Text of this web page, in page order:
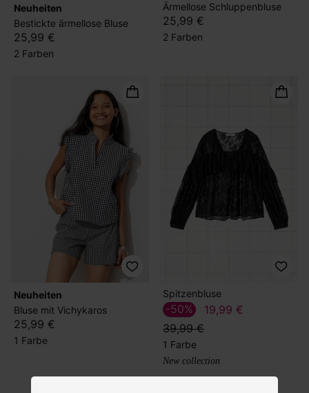
Neuheiten
Bestickte ärmellose Bluse
25,99 €
2 Farben
Ärmellose Schluppenbluse
25,99 €
2 Farben
Neuheiten
Bluse mit Vichykaros
25,99 €
1 Farbe
Spitzenbluse
19,99 €
39,99 €
-50%
1 Farbe
New collection